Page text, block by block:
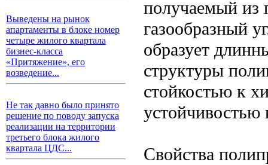
Выведены на рынок
апартаменты в блоке номер
четыре жилого квартала
бизнес-класса
«Притяжение», его
возведение...
Не так давно было принято
решение по поводу запуска
реализации на территории
третьего блока жилого
квартала ЦДС...
получаемый из
газообразный
образует
структуры
стойкостью к
устойчивостью
Свойства